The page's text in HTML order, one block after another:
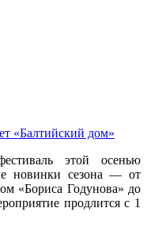
«Балтийский дом»
этой осенью
новинки сезона — от
«Бориса Годунова» до
продлится с 1